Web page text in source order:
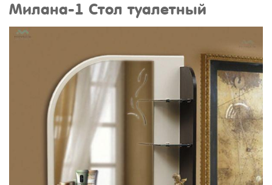
Милана-1 Стол туалетный